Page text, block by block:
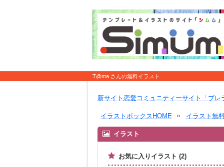
T@ma さんの無料イラスト
新サイト恋愛コミュニティーサイト「ブレ
イラストボックスHOME イラスト無
イラスト
お気に入りイラスト (2)